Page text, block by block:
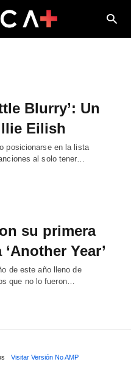
Blurry’: Un
Eilish
posicionarse en la lista
al solo tener…
su primera
Year’
de este año lleno de
que no lo fueron…
Visitar Versión No AMP